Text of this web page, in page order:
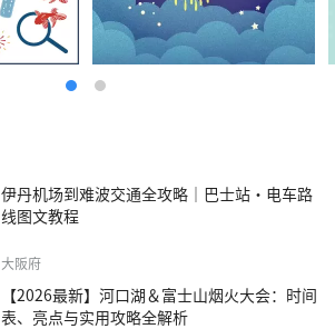
伊丹机场到难波交通全攻略｜巴士站・电车路
线图文教程
大阪府
【2026最新】河口湖＆富士山烟火大会：时间
表、亮点与实用攻略全解析